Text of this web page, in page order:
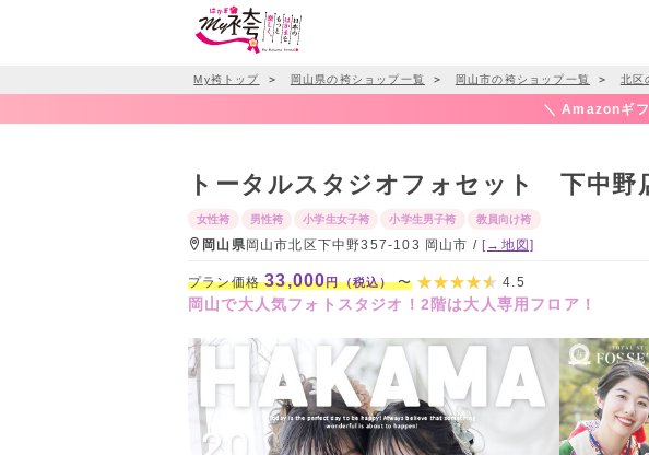
My袴トップ ＞ 岡山県の袴ショップ一覧 ＞ 岡山市の袴ショップ一覧 ＞ 北区
＼ Amazonギ
トータルスタジオフォセット 下中野
女性袴 男性袴 小学生女子袴 小学生男子袴 教員向け袴
岡山県 岡山市北区下中野357-103 岡山市 / [→地図]
プラン価格33,000円（税込）〜 4.5
岡山で大人気フォトスタジオ！2階は大人専用フロア！